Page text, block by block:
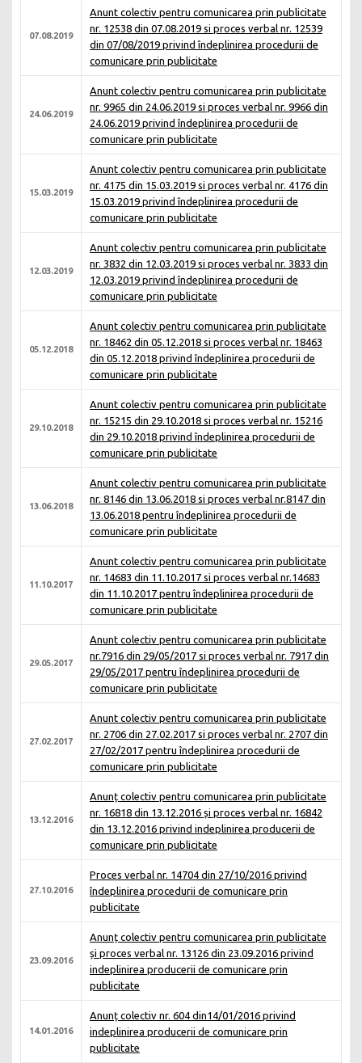
07.08.2019
Anunt colectiv pentru comunicarea prin publicitate
nr. 12538 din 07.08.2019 si proces verbal nr. 12539
din 07/08/2019 privind îndeplinirea procedurii de
comunicare prin publicitate
24.06.2019
Anunt colectiv pentru comunicarea prin publicitate
nr. 9965 din 24.06.2019 si proces verbal nr. 9966 din
24.06.2019 privind îndeplinirea procedurii de
comunicare prin publicitate
15.03.2019
Anunt colectiv pentru comunicarea prin publicitate
nr. 4175 din 15.03.2019 si proces verbal nr. 4176 din
15.03.2019 privind îndeplinirea procedurii de
comunicare prin publicitate
12.03.2019
Anunt colectiv pentru comunicarea prin publicitate
nr. 3832 din 12.03.2019 si proces verbal nr. 3833 din
12.03.2019 privind îndeplinirea procedurii de
comunicare prin publicitate
05.12.2018
Anunt colectiv pentru comunicarea prin publicitate
nr. 18462 din 05.12.2018 si proces verbal nr. 18463
din 05.12.2018 privind îndeplinirea procedurii de
comunicare prin publicitate
29.10.2018
Anunt colectiv pentru comunicarea prin publicitate
nr. 15215 din 29.10.2018 si proces verbal nr. 15216
din 29.10.2018 privind îndeplinirea procedurii de
comunicare prin publicitate
13.06.2018
Anunt colectiv pentru comunicarea prin publicitate
nr. 8146 din 13.06.2018 si proces verbal nr.8147 din
13.06.2018 pentru îndeplinirea procedurii de
comunicare prin publicitate
11.10.2017
Anunt colectiv pentru comunicarea prin publicitate
nr. 14683 din 11.10.2017 si proces verbal nr.14683
din 11.10.2017 pentru îndeplinirea procedurii de
comunicare prin publicitate
29.05.2017
Anunt colectiv pentru comunicarea prin publicitate
nr.7916 din 29/05/2017 si proces verbal nr. 7917 din
29/05/2017 pentru îndeplinirea procedurii de
comunicare prin publicitate
27.02.2017
Anunt colectiv pentru comunicarea prin publicitate
nr. 2706 din 27.02.2017 si proces verbal nr. 2707 din
27/02/2017 pentru îndeplinirea procedurii de
comunicare prin publicitate
13.12.2016
Anunț colectiv pentru comunicarea prin publicitate
nr. 16818 din 13.12.2016 și proces verbal nr. 16842
din 13.12.2016 privind indeplinirea producerii de
comunicare prin publicitate
27.10.2016
Proces verbal nr. 14704 din 27/10/2016 privind
îndeplinirea procedurii de comunicare prin
publicitate
23.09.2016
Anunț colectiv pentru comunicarea prin publicitate
și proces verbal nr. 13126 din 23.09.2016 privind
indeplinirea producerii de comunicare prin
publicitate
14.01.2016
Anunț colectiv nr. 604 din14/01/2016 privind
indeplinirea producerii de comunicare prin
publicitate